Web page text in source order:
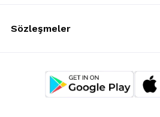
Sözleşmeler